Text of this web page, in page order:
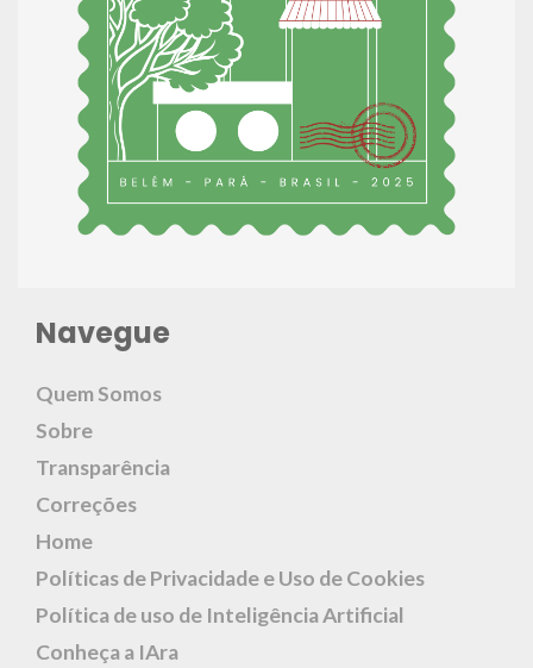
Navegue
Quem Somos
Sobre
Transparência
Correções
Home
Políticas de Privacidade e Uso de Cookies
Política de uso de Inteligência Artificial
Conheça a IAra